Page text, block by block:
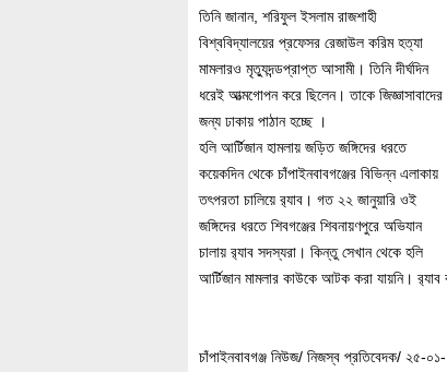
তিনি জানান, শরিফুল ইসলাম রাজশাহী
বিশ্ববিদ্যালয়ের প্রফেসর রেজাউল করিম হত্যা
মামলারও মৃত্যুদন্ডপ্রাপ্ত আসামী। তিনি দীর্ঘদিন
ধরেই আত্মগোপন করে ছিলেন। তাকে জিজ্ঞাসাবাদের
জন্য ঢাকায় পাঠান হচ্ছে ।
হলি আর্টিজান হামলায় জড়িত জঙ্গিদের ধরতে
কয়েকদিন থেকে চাঁপাইনবাবগঞ্জের বিভিন্ন এলাকায়
তৎপরতা চালিয়ে র‌্যাব। গত ২২ জানুয়ারি ওই
জঙ্গিদের ধরতে শিবগঞ্জের শিবনায়ণপুরে অভিযান
চালায় র‌্যাব সদস্যরা। কিন্তু সেখান থেকে হলি
আর্টিজান মামলার কাউকে আটক করা যায়নি। র‌্যাব
চাঁপাইনবাবগঞ্জ নিউজ/ নিজস্ব প্রতিবেদক/ ২৫-